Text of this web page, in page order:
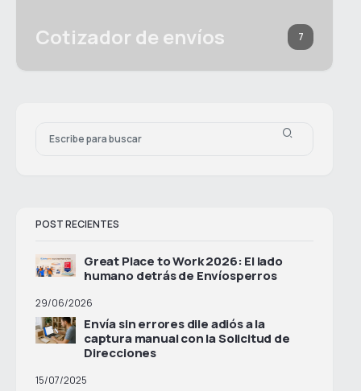
Cotizador de envíos 7
POST RECIENTES
Great Place to Work 2026: El lado
humano detrás de Envíosperros
29/06/2026
Envía sin errores dile adiós a la
captura manual con la Solicitud de
Direcciones
15/07/2025